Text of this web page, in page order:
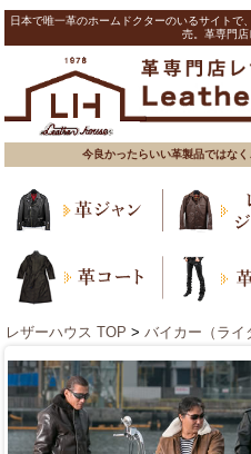
日本で唯一革のホームドクターのいるサイトで
売。革専門店
今良かったらいい革製品ではな
レザーハウス TOP > バイカー（ライ